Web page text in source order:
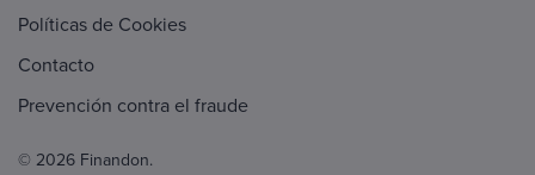
Políticas de Cookies
Contacto
Prevención contra el fraude
© 2026 Finandon.